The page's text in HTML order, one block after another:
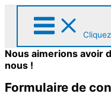
Nous aimerions avoir
nous !
Formulaire de